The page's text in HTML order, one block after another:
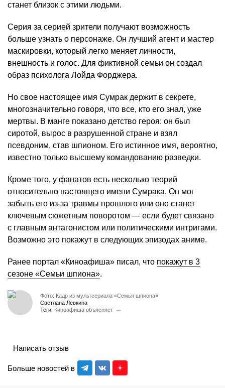
станет близок с этими людьми.
Серия за серией зрители получают возможность
больше узнать о персонаже. Он лучший агент и мастер
маскировки, который легко меняет личности,
внешность и голос. Для фиктивной семьи он создал
образ психолога Лойда Форджера.
Но свое настоящее имя Сумрак держит в секрете,
многозначительно говоря, что все, кто его знал, уже
мертвы. В манге показано детство героя: он был
сиротой, вырос в разрушенной стране и взял
псевдоним, став шпионом. Его истинное имя, вероятно,
известно только высшему командованию разведки.
Кроме того, у фанатов есть несколько теорий
относительно настоящего имени Сумрака. Он мог
забыть его из-за травмы прошлого или оно станет
ключевым сюжетным поворотом — если будет связано
с главным антагонистом или политическими интригами.
Возможно это покажут в следующих эпизодах аниме.
Ранее портал «Киноафиша» писал, что покажут в 3
сезоне «Семьи шпиона».
Фото: Кадр из мультсериала «Семья шпиона»
Светлана Левкина
Теги: Киноафиша объясняет
Больше новостей в
Написать отзыв